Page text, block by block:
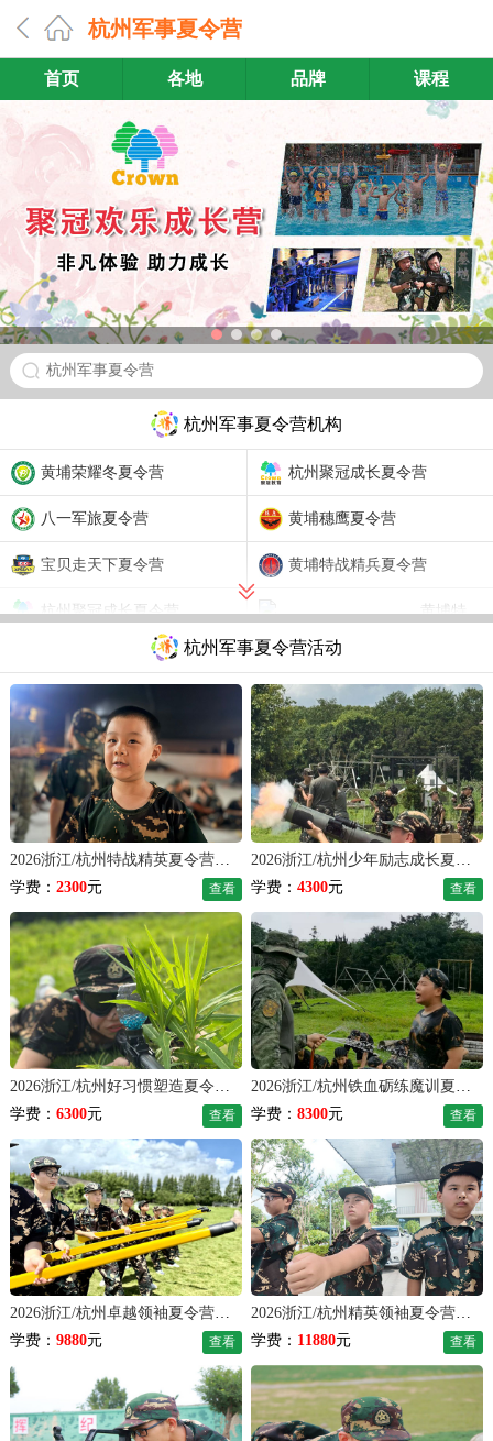
杭州军事夏令营
首页 各地 品牌 课程
杭州军事夏令营
杭州军事夏令营机构
黄埔荣耀冬夏令营 杭州聚冠成长夏令营
八一军旅夏令营 黄埔穗鹰夏令营
宝贝走天下夏令营 黄埔特战精兵夏令营
杭州聚冠成长夏令营 黄埔特战精兵夏令营
黄埔穗鹰夏令营
杭州军事夏令营活动
2026浙江/杭州特战精英夏令营（7天）
学费： 2300元 查看
学费：4300元 查看
学费： 6300元 查看
学费：8300元 查看
2026浙江/杭州卓越领袖夏令营（35天）
学费： 9880元 查看
2026浙江/杭州精英领袖夏令营（42天）
学费： 11880元 查看